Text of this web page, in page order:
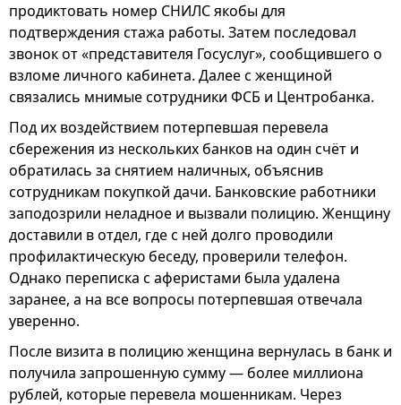
продиктовать номер СНИЛС якобы для
подтверждения стажа работы. Затем последовал
звонок от «представителя Госуслуг», сообщившего о
взломе личного кабинета. Далее с женщиной
связались мнимые сотрудники ФСБ и Центробанка.
Под их воздействием потерпевшая перевела
сбережения из нескольких банков на один счёт и
обратилась за снятием наличных, объяснив
сотрудникам покупкой дачи. Банковские работники
заподозрили неладное и вызвали полицию. Женщину
доставили в отдел, где с ней долго проводили
профилактическую беседу, проверили телефон.
Однако переписка с аферистами была удалена
заранее, а на все вопросы потерпевшая отвечала
уверенно.
После визита в полицию женщина вернулась в банк и
получила запрошенную сумму — более миллиона
рублей, которые перевела мошенникам. Через